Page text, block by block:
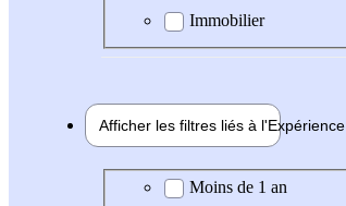
Immobilier
Afficher les filtres liés à l'Expérience
Expérience demandée
Moins de 1 an